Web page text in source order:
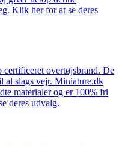
Klik her for at se deres
overtøjsbrand. De
al slags vejr. Miniature.dk
materialer og er 100% fri
deres udvalg.